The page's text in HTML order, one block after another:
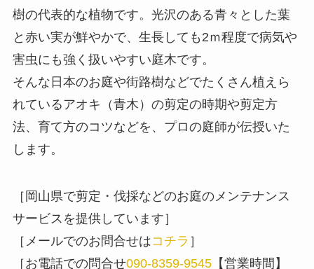
樹の代表的な植物です。光沢のある青々とした葉
と赤い実が鮮やかで、生長しても2ｍ程度で病気や
害虫にも強く扱いやすい庭木です。
そんな日本のお庭や街路樹などでたくさん植えら
れているアオキ（青木）の剪定の時期や剪定方
法、育て方のコツなどを、プロの庭師が伝授いた
します。
［岡山県で剪定・伐採などのお庭のメンテナンス
サービスを提供しています］
［メールでのお問合せはコチラ ］
［お電話での問合せ090-8359-9545【営業時間】